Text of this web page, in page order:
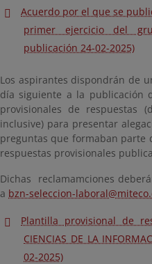
Acuerdo por el que se
primer ejercicio del
publicación 24-02-2025)
Los aspirantes dispondrán de
día siguiente a la publicación
provisionales de respuestas
inclusive) para presentar
preguntas que formaban parte
respuestas provisionales
Dichas reclamamciones
a bzn-seleccion-
Plantilla provisional de
CIENCIAS DE LA
02-2025)